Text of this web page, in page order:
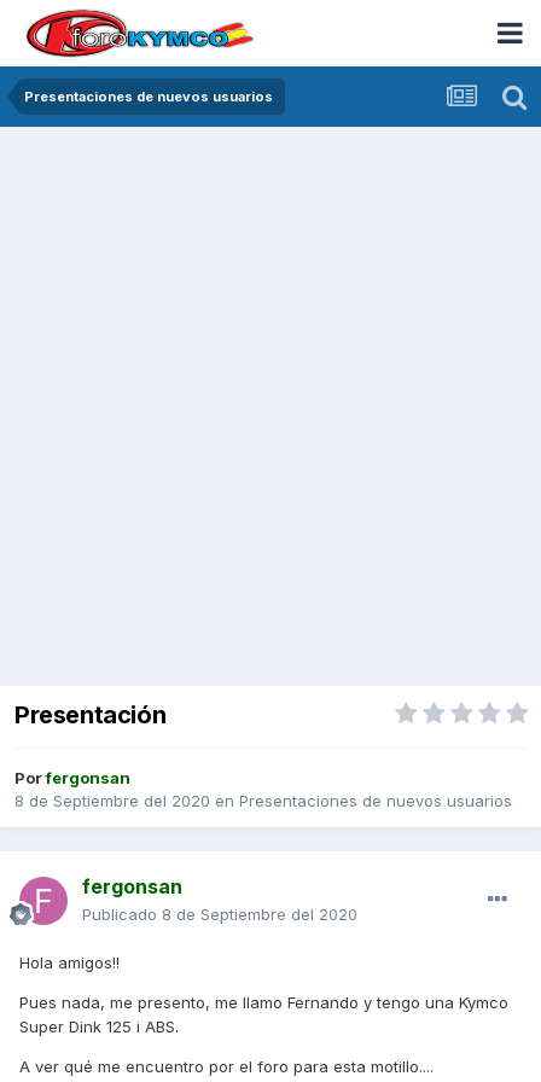
Presentaciones de nuevos usuarios
Presentación
Porfergonsan
8 de Septiembre del 2020 en Presentaciones de nuevos usuarios
fergonsan
Publicado 8 de Septiembre del 2020
Hola amigos!!
Pues nada, me presento, me llamo Fernando y tengo una Kymco
Super Dink 125 i ABS.
A ver qué me encuentro por el foro para esta motillo....